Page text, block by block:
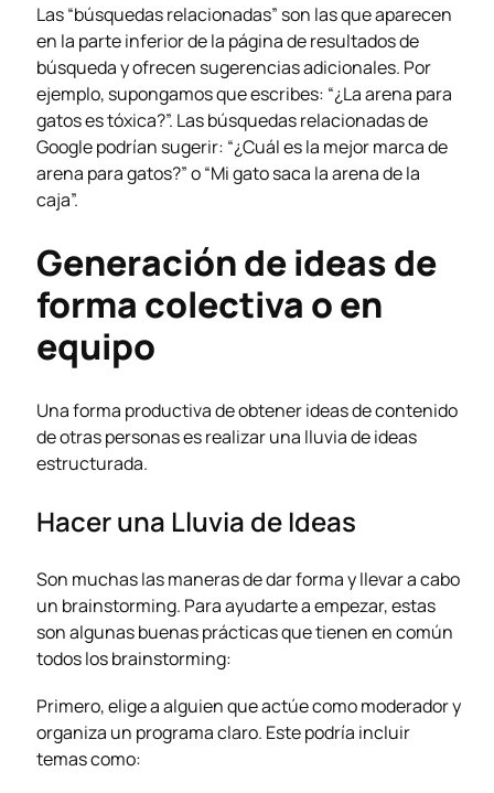
Las “búsquedas relacionadas” son las que aparecen
en la parte inferior de la página de resultados de
búsqueda y ofrecen sugerencias adicionales. Por
ejemplo, supongamos que escribes: “¿La arena para
gatos es tóxica?”. Las búsquedas relacionadas de
Google podrían sugerir: “¿Cuál es la mejor marca de
arena para gatos?” o “Mi gato saca la arena de la
caja”.
Generación de ideas de
forma colectiva o en
equipo
Una forma productiva de obtener ideas de contenido
de otras personas es realizar una lluvia de ideas
estructurada.
Hacer una Lluvia de Ideas
Son muchas las maneras de dar forma y llevar a cabo
un brainstorming. Para ayudarte a empezar, estas
son algunas buenas prácticas que tienen en común
todos los brainstorming:
Primero, elige a alguien que actúe como moderador y
organiza un programa claro. Este podría incluir
temas como: